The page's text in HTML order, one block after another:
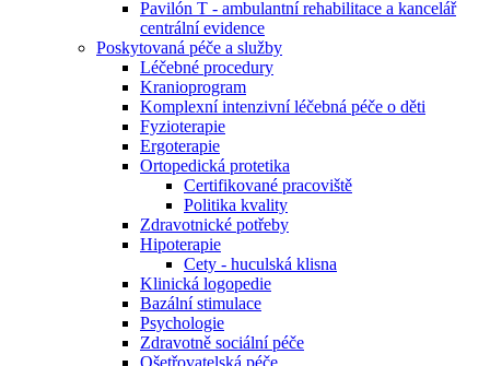
Pavilón T - ambulantní rehabilitace a kancelář
centrální evidence
Poskytovaná péče a služby
Léčebné procedury
Kranioprogram
Komplexní intenzivní léčebná péče o děti
Fyzioterapie
Ergoterapie
Ortopedická protetika
Certifikované pracoviště
Politika kvality
Zdravotnické potřeby
Hipoterapie
Cety - huculská klisna
Klinická logopedie
Bazální stimulace
Psychologie
Zdravotně sociální péče
Ošetřovatelská péče